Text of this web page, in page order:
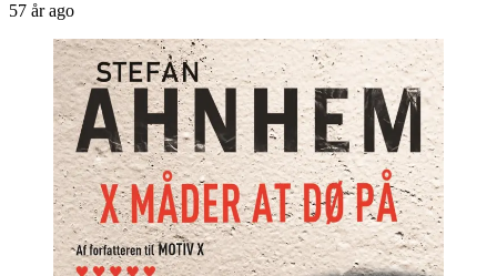
57 år ago